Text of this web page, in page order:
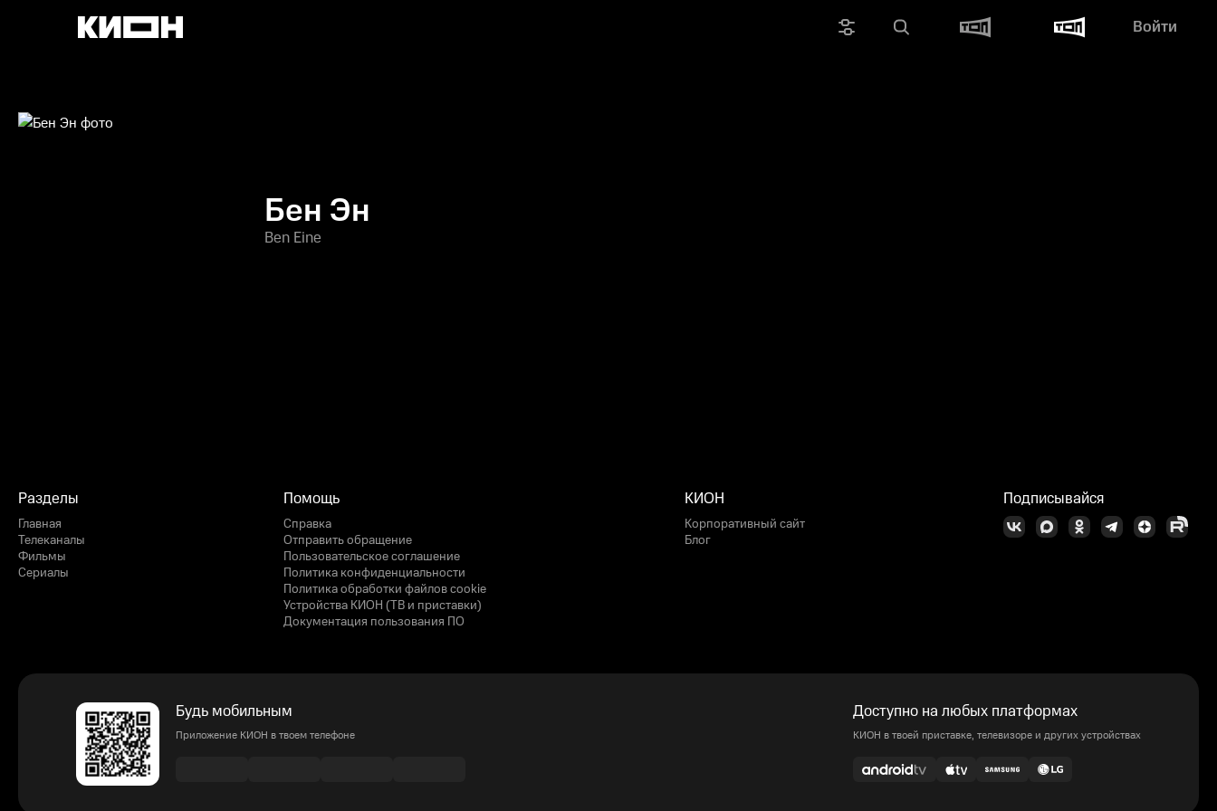
Войти
Бен Эн
Ben Eine
Разделы
Главная
Телеканалы
Фильмы
Сериалы
Помощь
Справка
Отправить обращение
Пользовательское соглашение
Политика конфиденциальности
Политика обработки файлов cookie
Устройства КИОН (ТВ и приставки)
Документация пользования ПО
КИОН
Корпоративный сайт
Блог
Подписывайся
Будь мобильным
Приложение КИОН в твоем телефоне
Доступно на любых платформах
КИОН в твоей приставке, телевизоре и других устройствах